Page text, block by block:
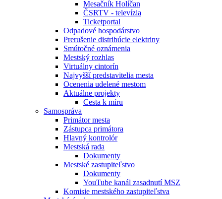
Mesačník Holíčan
ČSRTV - televízia
Ticketportal
Odpadové hospodárstvo
Prerušenie distribúcie elektriny
Smútočné oznámenia
Mestský rozhlas
Virtuálny cintorín
Najvyšší predstavitelia mesta
Ocenenia udelené mestom
Aktuálne projekty
Cesta k míru
Samospráva
Primátor mesta
Zástupca primátora
Hlavný kontrolór
Mestská rada
Dokumenty
Mestské zastupiteľstvo
Dokumenty
YouTube kanál zasadnutí MSZ
Komisie mestského zastupiteľstva